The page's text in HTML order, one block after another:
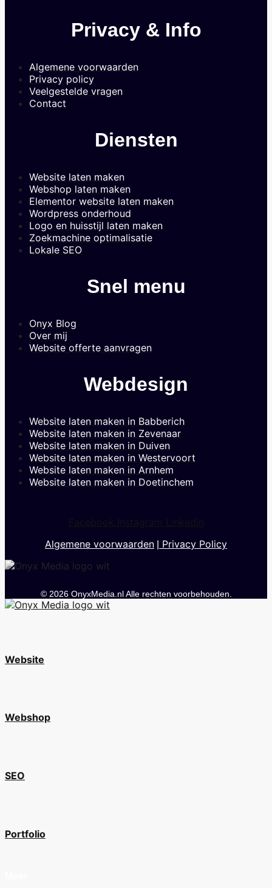
Privacy & Info
Algemene voorwaarden
Privacy policy
Veelgestelde vragen
Contact
Diensten
Website laten maken
Webshop laten maken
Elementor website laten maken
Wordpress onderhoud
Logo en huisstijl laten maken
Zoekmachine optimalisatie
Lokale SEO
Snel menu
Onyx Blog
Over mij
Website offerte aanvragen
Webdesign
Website laten maken in Babberich
Website laten maken in Zevenaar
Website laten maken in Duiven
Website laten maken in Westervoort
Website laten maken in Arnhem
Website laten maken in Doetinchem
Algemene voorwaarden
Privacy Policy
© 2026 OnyxMedia.nl Alle rechten voorbehouden.
Website
Webshop
SEO
Portfolio